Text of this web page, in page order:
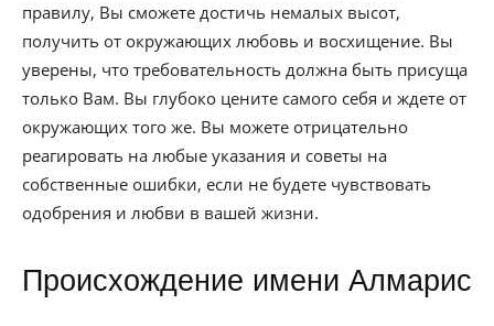
правилу, Вы сможете достичь немалых высот,
получить от окружающих любовь и восхищение. Вы
уверены, что требовательность должна быть присуща
только Вам. Вы глубоко цените самого себя и ждете от
окружающих того же. Вы можете отрицательно
реагировать на любые указания и советы на
собственные ошибки, если не будете чувствовать
одобрения и любви в вашей жизни.
Происхождение имени Алмарис